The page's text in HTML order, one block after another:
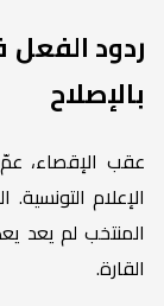
ردود
بالإصلاح
عقب الإقصاء،
الإعلام
المنتخب لم يعد
القارة.